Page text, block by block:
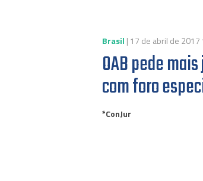
Brasil | 17 de abril de 2017
OAB pede
com foro
*ConJur